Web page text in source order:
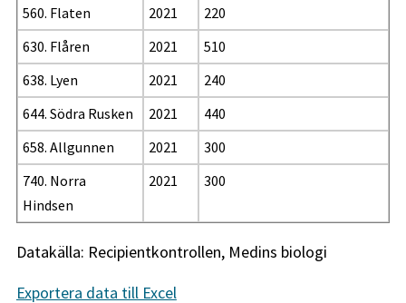
560. Flaten 2021
220
630. Flåren
2021
510
638. Lyen
2021
240
644. Södra Rusken
2021
440
658. Allgunnen
2021
300
740. Norra
Hindsen
2021 300
Datakälla: Recipientkontrollen, Medins biologi
Exportera data till Excel